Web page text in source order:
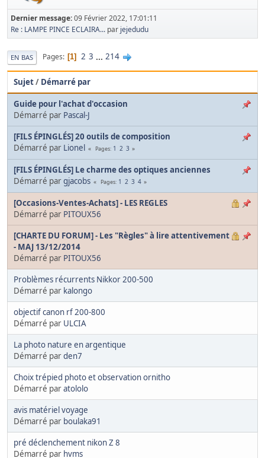
Dernier message:09 Février 2022, 17:01:11
Re : LAMPE PINCE ECLAIRA... par jejedudu
EN BAS Pages 1 2 3 ... 214
Sujet/ Démarré par
Guide pour l'achat d'occasion
Démarré par Pascal-J
[FILS ÉPINGLÉS] 20 outils de composition
Démarré par Lionel Pages 1 2 3
[FILS ÉPINGLÉS] Le charme des optiques anciennes
Démarré pargjacobs Pages 1 2 3 4
[Occasions-Ventes-Achats] - LES REGLES
Démarré par PITOUX56
[CHARTE DU FORUM] - Les "Règles" à lire attentivement
- MAJ 13/12/2014
Démarré par PITOUX56
Problèmes récurrents Nikkor 200-500
Démarré par kalongo
objectif canon rf 200-800
Démarré par ULCIA
La photo nature en argentique
Démarré parden7
Choix trépied photo et observation ornitho
Démarré paratololo
avis matériel voyage
Démarré par boulaka91
pré déclenchement nikon Z 8
Démarré par hvms